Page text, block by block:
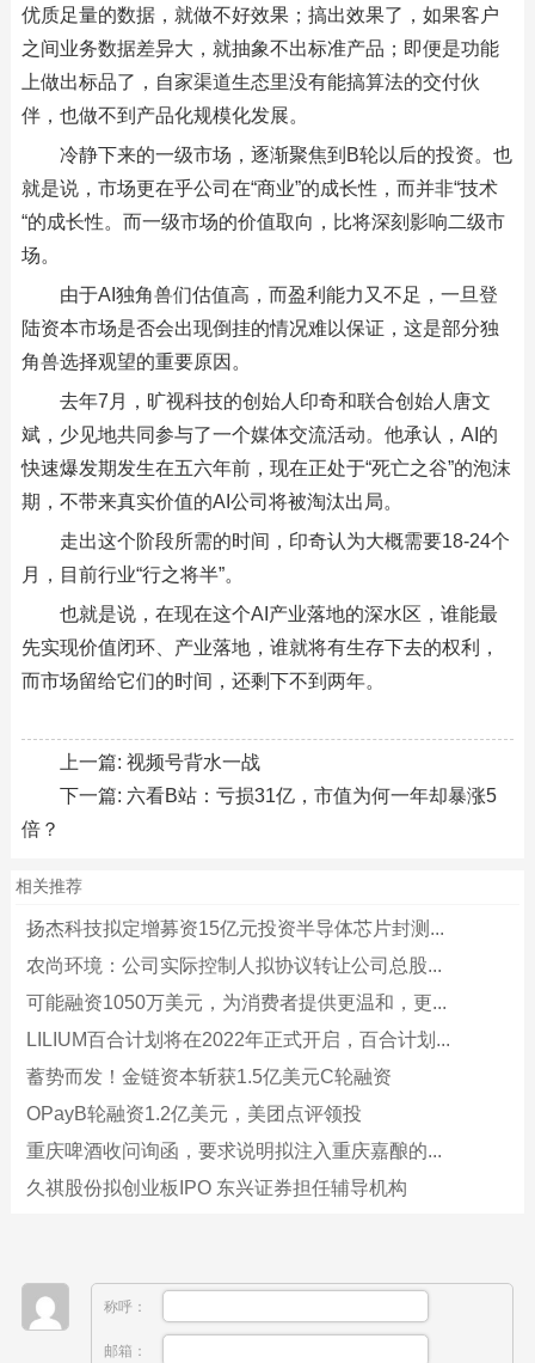
优质足量的数据，就做不好效果；搞出效果了，如果客户
之间业务数据差异大，就抽象不出标准产品；即便是功能
上做出标品了，自家渠道生态里没有能搞算法的交付伙
伴，也做不到产品化规模化发展。
冷静下来的一级市场，逐渐聚焦到B轮以后的投资。也
就是说，市场更在乎公司在“商业”的成长性，而并非“技术
“的成长性。而一级市场的价值取向，比将深刻影响二级市
场。
由于AI独角兽们估值高，而盈利能力又不足，一旦登
陆资本市场是否会出现倒挂的情况难以保证，这是部分独
角兽选择观望的重要原因。
去年7月，旷视科技的创始人印奇和联合创始人唐文
斌，少见地共同参与了一个媒体交流活动。他承认，AI的
快速爆发期发生在五六年前，现在正处于“死亡之谷”的泡沫
期，不带来真实价值的AI公司将被淘汰出局。
走出这个阶段所需的时间，印奇认为大概需要18-24个
月，目前行业“行之将半”。
也就是说，在现在这个AI产业落地的深水区，谁能最
先实现价值闭环、产业落地，谁就将有生存下去的权利，
而市场留给它们的时间，还剩下不到两年。
上一篇: 视频号背水一战
下一篇: 六看B站：亏损31亿，市值为何一年却暴涨5
倍？
相关推荐
扬杰科技拟定增募资15亿元投资半导体芯片封测...
农尚环境：公司实际控制人拟协议转让公司总股...
可能融资1050万美元，为消费者提供更温和，更...
LILIUM百合计划将在2022年正式开启，百合计划...
蓄势而发！金链资本斩获1.5亿美元C轮融资
OPayB轮融资1.2亿美元，美团点评领投
重庆啤酒收问询函，要求说明拟注入重庆嘉酿的...
久祺股份拟创业板IPO 东兴证券担任辅导机构
称呼：
邮箱：